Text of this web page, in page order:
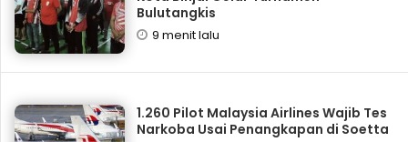
Bulutangkis
9 menit lalu
1.260 Pilot Malaysia Airlines Wajib Tes
Narkoba Usai Penangkapan di Soetta